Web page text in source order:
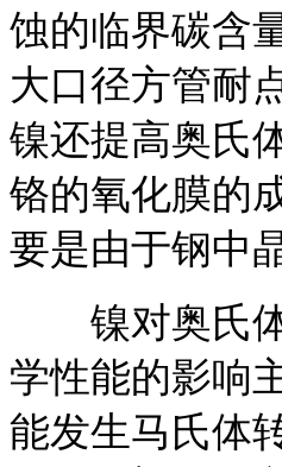
蚀的临界碳含
大口径方管耐
镍还提高奥氏
铬的氧化膜的
要是由于钢中
镍对奥氏体
学性能的影响
能发生马氏体